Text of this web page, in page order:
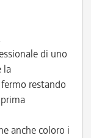
di uno
la
restando
anche coloro i